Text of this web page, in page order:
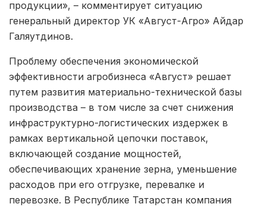
продукции», – комментирует ситуацию
генеральный директор УК «Август-Агро» Айдар
Галяутдинов.
Проблему обеспечения экономической
эффективности агробизнеса «Август» решает
путем развития материально-технической базы
производства – в том числе за счет снижения
инфраструктурно-логистических издержек в
рамках вертикальной цепочки поставок,
включающей создание мощностей,
обеспечивающих хранение зерна, уменьшение
расходов при его отгрузке, перевалке и
перевозке. В Республике Татарстан компания